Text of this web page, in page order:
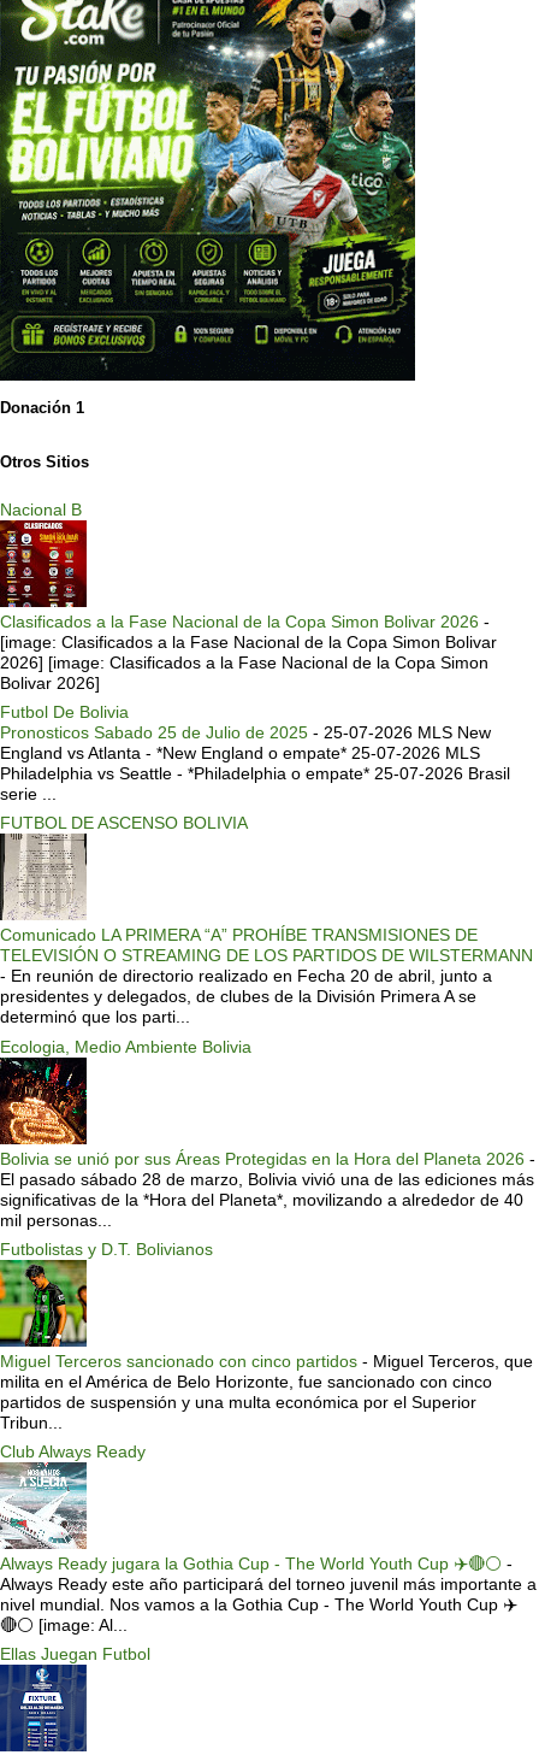
Donación 1
Otros Sitios
Nacional B
Clasificados a la Fase Nacional de la Copa Simon Bolivar 2026 -
[image: Clasificados a la Fase Nacional de la Copa Simon Bolivar
2026] [image: Clasificados a la Fase Nacional de la Copa Simon
Bolivar 2026]
Futbol De Bolivia
Pronosticos Sabado 25 de Julio de 2025 - 25-07-2026 MLS New
England vs Atlanta - *New England o empate* 25-07-2026 MLS
Philadelphia vs Seattle - *Philadelphia o empate* 25-07-2026 Brasil
serie ...
FUTBOL DE ASCENSO BOLIVIA
Comunicado LA PRIMERA “A” PROHÍBE TRANSMISIONES DE
TELEVISIÓN O STREAMING DE LOS PARTIDOS DE WILSTERMANN
- En reunión de directorio realizado en Fecha 20 de abril, junto a
presidentes y delegados, de clubes de la División Primera A se
determinó que los parti...
Ecologia, Medio Ambiente Bolivia
Bolivia se unió por sus Áreas Protegidas en la Hora del Planeta 2026 -
El pasado sábado 28 de marzo, Bolivia vivió una de las ediciones más
significativas de la *Hora del Planeta*, movilizando a alrededor de 40
mil personas...
Futbolistas y D.T. Bolivianos
Miguel Terceros sancionado con cinco partidos - Miguel Terceros, que
milita en el América de Belo Horizonte, fue sancionado con cinco
partidos de suspensión y una multa económica por el Superior
Tribun...
Club Always Ready
Always Ready jugara la Gothia Cup - The World Youth Cup ✈️🔴⚪️ -
Always Ready este año participará del torneo juvenil más importante a
nivel mundial. Nos vamos a la Gothia Cup - The World Youth Cup ✈️
🔴⚪️ [image: Al...
Ellas Juegan Futbol